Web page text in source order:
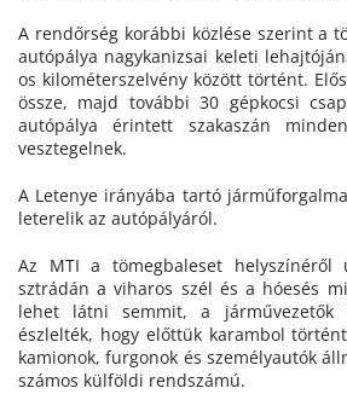
A rendőrség korábbi közlése szerint a
autópálya nagykanizsai keleti
os kilométerszelvény között történt.
össze, majd további 30 gépkocsi
autópálya érintett szakaszán
vesztegelnek.
A Letenye irányába tartó
leterelik az autópályáról.
Az MTI a tömegbaleset
sztrádán a viharos szél és a hóesés
lehet látni semmit, a járművezetők
észlelték, hogy előttük karambol
kamionok, furgonok és személyautók
számos külföldi rendszámú.